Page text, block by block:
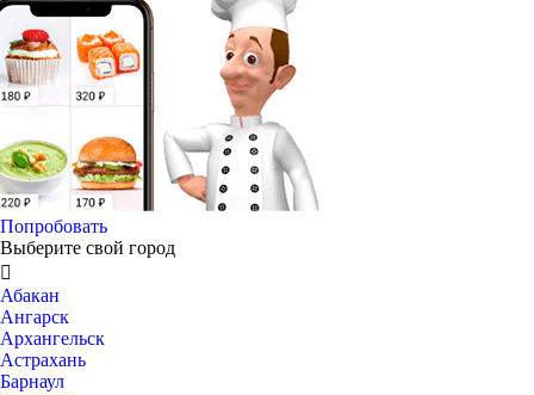
Попробовать
Выберите свой город

Абакан
Ангарск
Архангельск
Астрахань
Барнаул